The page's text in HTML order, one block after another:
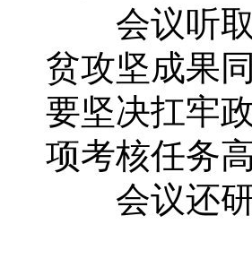
会议听取
贫攻坚成果
要坚决扛牢
项考核任务
会议还研